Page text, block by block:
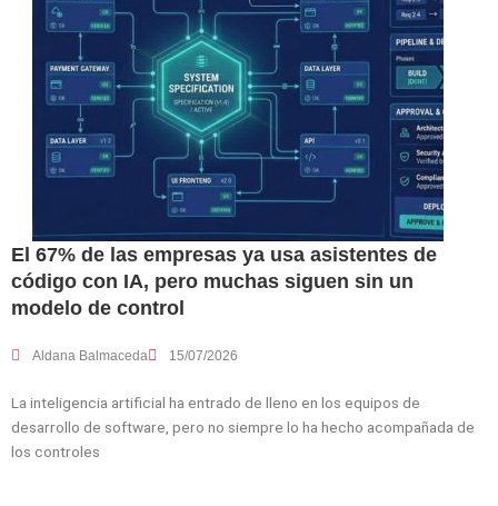
El 67% de las empresas ya usa asistentes de
código con IA, pero muchas siguen sin un
modelo de control
Aldana Balmaceda 15/07/2026
La inteligencia artificial ha entrado de lleno en los equipos de
desarrollo de software, pero no siempre lo ha hecho acompañada de
los controles